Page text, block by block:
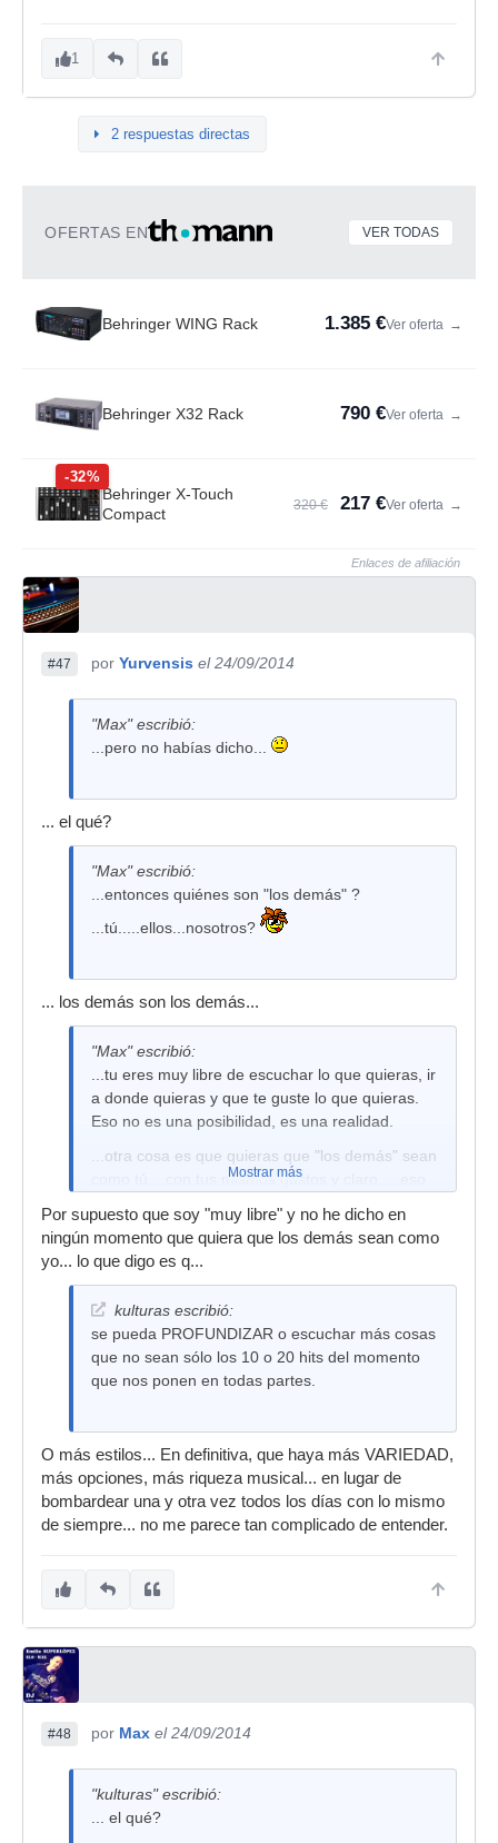
1
2 respuestas directas
OFERTAS EN VER TODAS
Behringer WING Rack 1.385 €Ver oferta →
Behringer X32 Rack 790 €Ver oferta →
-32%
Behringer X-Touch
Compact
320 € 217 €Ver oferta →
Enlaces de afiliación
#47 por Yurvensis el 24/09/2014
"Max" escribió:
...pero no habías dicho...
... el qué?
"Max" escribió:
...entonces quiénes son "los demás" ?
...tú.....ellos...nosotros?
... los demás son los demás...
"Max" escribió:
...tu eres muy libre de escuchar lo que quieras, ir
a donde quieras y que te guste lo que quieras.
Eso no es una posibilidad, es una realidad.
...otra cosa es que quieras que "los demás" sean
como tú....con tus mismos gustos y claro.....eso
Mostrar más
Por supuesto que soy "muy libre" y no he dicho en
ningún momento que quiera que los demás sean como
yo... lo que digo es q...
kulturas escribió:
se pueda PROFUNDIZAR o escuchar más cosas
que no sean sólo los 10 o 20 hits del momento
que nos ponen en todas partes.
O más estilos... En definitiva, que haya más VARIEDAD,
más opciones, más riqueza musical... en lugar de
bombardear una y otra vez todos los días con lo mismo
de siempre... no me parece tan complicado de entender.
#48 por Max el 24/09/2014
"kulturas" escribió:
... el qué?